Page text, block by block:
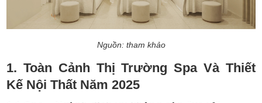
Nguồn: tham khảo
1. Toàn Cảnh Thị Trường Spa Và Thiết
Kế Nội Thất Năm 2025